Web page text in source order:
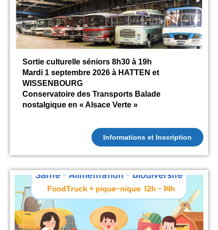
Sortie culturelle séniors 8h30 à 19h
Mardi 1 septembre 2026 à HATTEN et
WISSENBOURG
Conservatoire des Transports Balade
nostalgique en « Alsace Verte »
Informations et Inscription